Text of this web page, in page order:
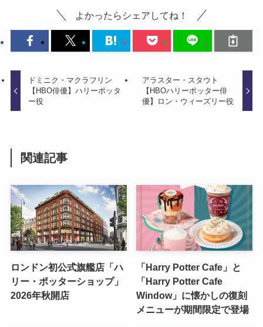
よかったらシェアしてね！
ドミニク・マクラフリン
【HBO俳優】ハリーポッタ
ー役
アラスター・スタウト
【HBOハリーポッター俳
優】ロン・ウィーズリー役
関連記事
ロンドン初公式旗艦店「ハ
リー・ポッターショップ」
2026年秋開店
「Harry Potter Cafe」と
「Harry Potter Cafe
Window」に懐かしの復刻
メニューが期間限定で登場